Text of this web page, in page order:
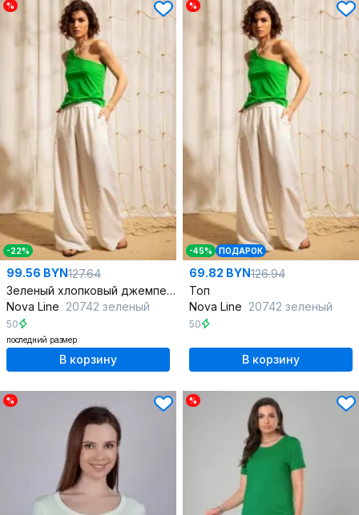
%
-22%
99.56 BYN127.64
Зеленый хлопковый джемпер с бретелями на одно плечо
Nova Line 20742 зеленый
50
последний размер
В корзину
%
-45% ПОДАРОК
69.82 BYN126.94
Топ
Nova Line 20742 зеленый
50
В корзину
% %